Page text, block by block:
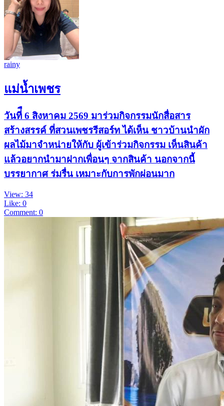
rainy
แม่น้ำเพชร
วันที่ื 6 สิงหาคม 2569 มาร่วมกิจกรรมนักสื่อสาร
สร้างสรรค์ ที่สวนเพชรรีสอร์ท ได้เห็น ชาวบ้านนำผัก
ผลไม้มาจำหน่ายให้กับ ผู้เข้าร่วมกิจกรรม เห็นสินค้า
แล้วอยากนำมาฝากเพื่อนๆ จากสินค้า นอกจากนี้
บรรยากาศ ร่มรื่น เหมาะกับการพักผ่อนมาก
View: 34
Like: 0
Comment: 0